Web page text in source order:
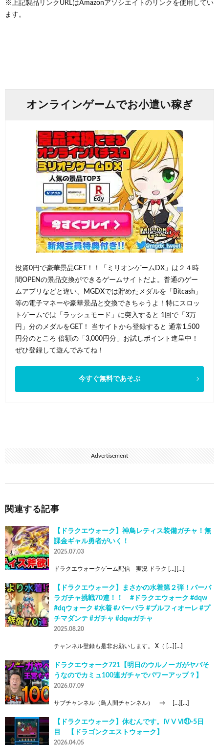
※上記製品リンクURLはAmazonアソシエイトのリンクを使用してい
ます。
オンラインゲームでお小遣い稼ぎ
投資0円で豪華景品GET！！「ミリオンゲームDX」は２４時
間OPENの景品交換ができるゲームサイトだよ。普通のゲー
ムアプリなどと違い、MGDXでは貯めたメダルを「Bitcash」
等の電子マネーや豪華景品と交換できちゃうよ！特にスロッ
トゲームでは「ラッシュモード」に突入すると 1回で「3万
円」分のメダルをGET！ 当サイトから登録すると 通常1,500
円分のところ 倍額の「3,000円分」お試しポイント進呈中！
ぜひ登録して遊んでみてね！
今すぐ無料であそぶ
Advertisement
関連する記事
【ドラクエウォーク】神鳥レティス装備ガチャ！無
課金ギャル勇者がいく！
2025.07.03
ドラクエウォークゲーム配信 実況 ドラク […][…]
【ドラクエウォーク】まさかの水着第２弾！バーバ
ラガチャ挑戦70連！！ #ドラクエウォーク #dqw
#dqウォーク #水着 #バーバラ #ブルフィオーレ #プ
チマダンテ #ガチャ #dqwガチャ
2025.08.20
チャンネル登録も是非お願いします。 X（ […][…]
ドラクエウォーク721【明日のウルノーガがヤバそ
うなのでカミュ100連ガチャでパワーアップ？】
2026.07.09
サブチャンネル（鳥人間チャンネル） → […][…]
【ドラクエウォーク】休むんです。ⅣⅤⅥ㉑-5日
目 【ドラゴンクエストウォーク】
2026.04.05